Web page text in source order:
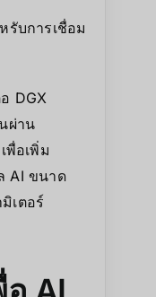
รับการเชื่อม
DGX
ผ่าน
พื่อเพิ่ม
AI ขนาด
เตอร์